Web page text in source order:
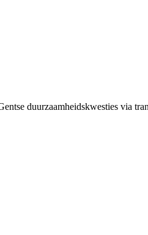
duurzaamheids­kwesties via